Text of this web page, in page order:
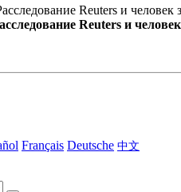
Reuters и
Français Deutsche 中文